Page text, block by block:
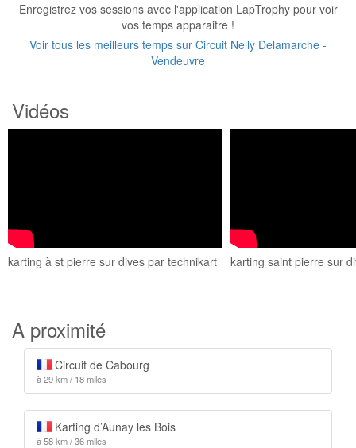
Enregistrez vos sessions avec l'application LapTrophy pour voir
vos temps apparaitre !
Voir tous les meilleurs temps sur Circuit Nelly Delamarche -
Vendeuvre
Vidéos
karting à st pierre sur dives par technikart karting saint pierre sur
A proximité
Circuit de Cabourg
à 29 km / 18 miles
Karting d’Aunay les Bois
à 58 km / 36 miles